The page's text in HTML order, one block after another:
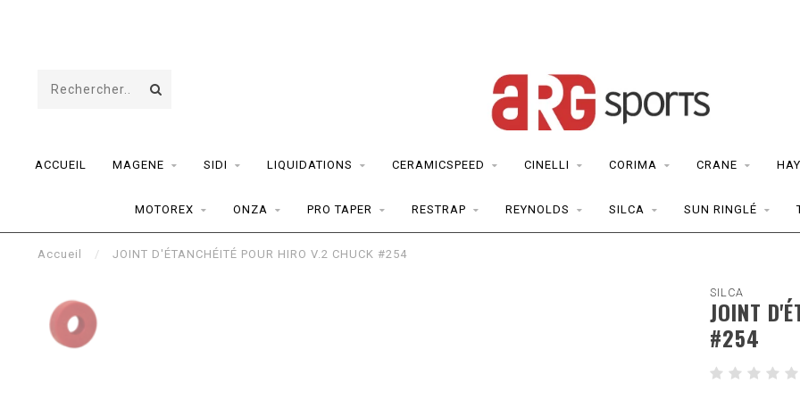
ACCUEIL MAGENE SIDI LIQUIDATIONS CERAMICSPEED CINELLI CORIMA CRANE
MOTOREX ONZA PRO TAPER RESTRAP REYNOLDS SILCA SUN RINGLÉ
Accueil / JOINT D'ÉTANCHÉITÉ POUR HIRO V.2 CHUCK #254
SILCA
JOINT
#254